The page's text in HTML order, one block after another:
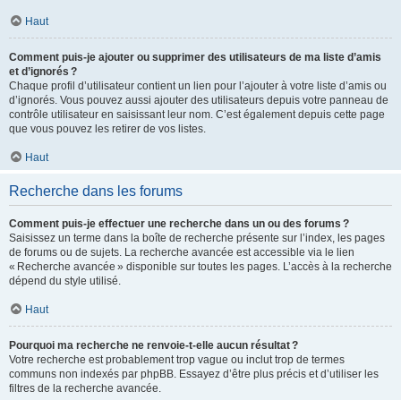
Haut
Comment puis-je ajouter ou supprimer des utilisateurs de ma liste d’amis
et d’ignorés ?
Chaque profil d’utilisateur contient un lien pour l’ajouter à votre liste d’amis ou
d’ignorés. Vous pouvez aussi ajouter des utilisateurs depuis votre panneau de
contrôle utilisateur en saisissant leur nom. C’est également depuis cette page
que vous pouvez les retirer de vos listes.
Haut
Recherche dans les forums
Comment puis-je effectuer une recherche dans un ou des forums ?
Saisissez un terme dans la boîte de recherche présente sur l’index, les pages
de forums ou de sujets. La recherche avancée est accessible via le lien
« Recherche avancée » disponible sur toutes les pages. L’accès à la recherche
dépend du style utilisé.
Haut
Pourquoi ma recherche ne renvoie-t-elle aucun résultat ?
Votre recherche est probablement trop vague ou inclut trop de termes
communs non indexés par phpBB. Essayez d’être plus précis et d’utiliser les
filtres de la recherche avancée.